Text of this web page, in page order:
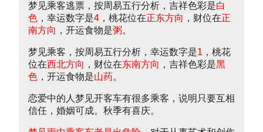
梦见乘客逃票，按周易五行分析，吉祥色彩是白
色 ，幸运数字是4 ，桃花位在正东方向 ，财位在正
南方向 ，开运食物是粥。
梦见乘客，按周易五行分析，幸运数字是1 ，桃花
位在西北方向 ，财位在东南方向 ，吉祥色彩是黑
色 ，开运食物是山药。
恋爱中的人梦见开客车有很多乘客，说明只要互相
信任，婚姻可成。秋季有喜庆。